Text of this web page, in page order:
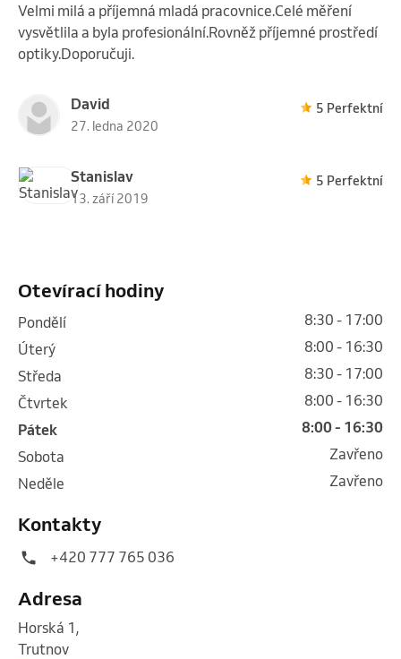
Velmi milá a příjemná mladá pracovnice.Celé měření
vysvětlila a byla profesionální.Rovněž příjemné prostředí
optiky.Doporučuji.
David
27. ledna 2020
5 Perfektní
Stanislav
13. září 2019
5 Perfektní
Otevírací hodiny
pondělí
8:30 - 17:00
úterý
8:00 - 16:30
středa
8:30 - 17:00
čtvrtek
8:00 - 16:30
pátek
8:00 - 16:30
sobota
Zavřeno
neděle
Zavřeno
Kontakty
+420 777 765 036
Adresa
Horská 1 ,
Trutnov